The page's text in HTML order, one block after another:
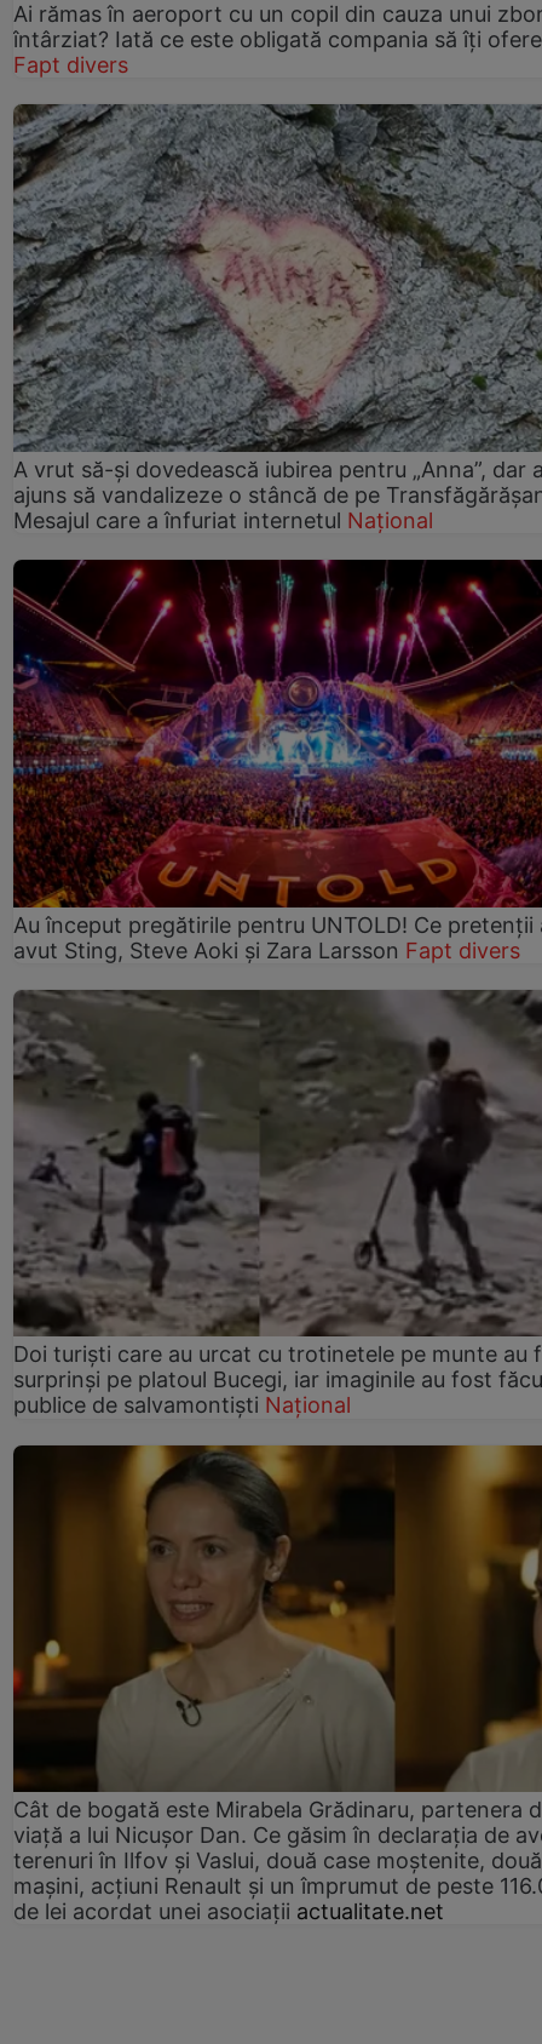
Ai rămas în aeroport cu un copil din cauza unui
întârziat? Iată ce este obligată compania să îți ofere
Fapt divers
A vrut să-și dovedească iubirea pentru „Anna”, dar
ajuns să vandalizeze o stâncă de pe
Mesajul care a înfuriat internetul Național
Au început pregătirile pentru UNTOLD! Ce pretenții
avut Sting, Steve Aoki și Zara Larsson Fapt divers
Doi turiști care au urcat cu trotinetele pe munte au
surprinși pe platoul Bucegi, iar imaginile au fost
publice de salvamontiști Național
Cât de bogată este Mirabela Grădinaru, partenera
viață a lui Nicușor Dan. Ce găsim în declarația de
terenuri în Ilfov și Vaslui, două case moștenite, două
mașini, acțiuni Renault și un împrumut de peste
de lei acordat unei asociații actualitate.net